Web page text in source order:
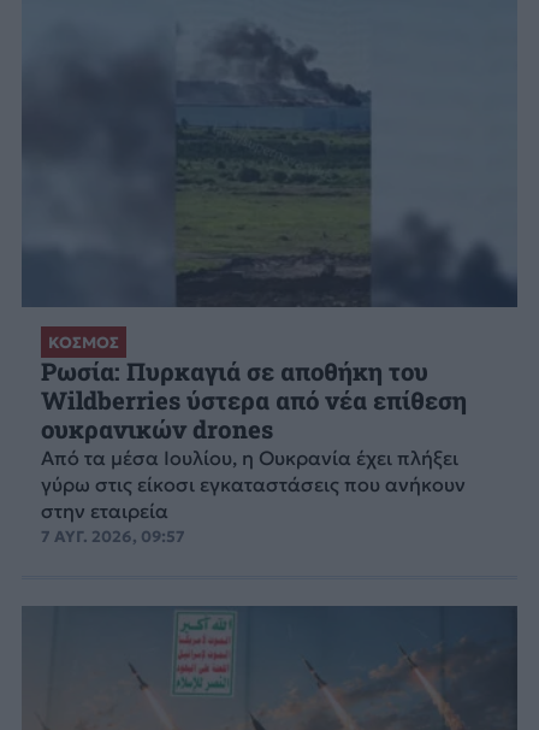
ΚΟΣΜΟΣ
Ρωσία: Πυρκαγιά σε αποθήκη του
Wildberries ύστερα από νέα επίθεση
ουκρανικών drones
Από τα μέσα Ιουλίου, η Ουκρανία έχει πλήξει
γύρω στις είκοσι εγκαταστάσεις που ανήκουν
στην εταιρεία
7 ΑΥΓ. 2026, 09:57